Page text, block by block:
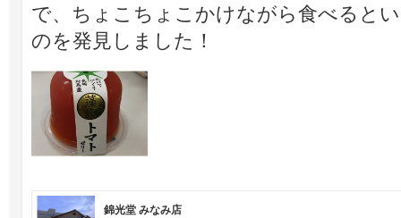
で、ちょこちょこかけながら食べると
のを発見しました！
錦光堂 みなみ店